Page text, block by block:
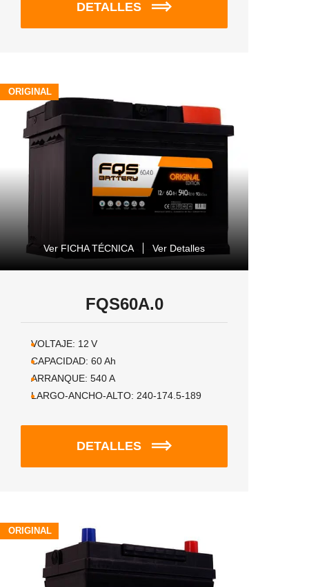
DETALLES
ORIGINAL
Ver FICHA TÉCNICA Ver Detalles
FQS60A.0
VOLTAJE: 12 V
CAPACIDAD: 60Ah
ARRANQUE: 540A
LARGO-ANCHO-ALTO: 240-174.5-189
DETALLES
ORIGINAL